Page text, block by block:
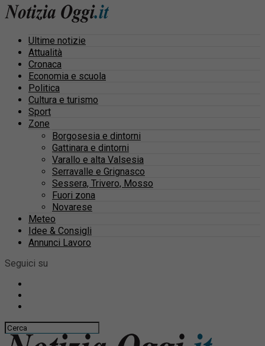
Ultime notizie
Attualità
Cronaca
Economia e scuola
Politica
Cultura e turismo
Sport
Zone
Borgosesia e dintorni
Gattinara e dintorni
Varallo e alta Valsesia
Serravalle e Grignasco
Sessera, Trivero, Mosso
Fuori zona
Novarese
Meteo
Idee & Consigli
Annunci Lavoro
Seguici su